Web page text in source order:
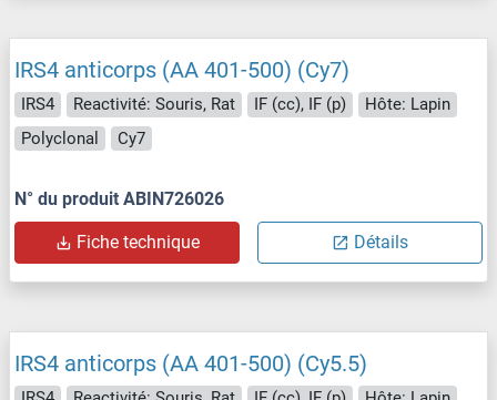
IRS4 anticorps (AA 401-500) (Cy7)
IRS4 Reactivité: Souris, Rat IF (cc), IF (p)
Hôte: Lapin
Polyclonal
Cy7
N° du produit ABIN726026
Fiche technique Détails
IRS4 anticorps (AA 401-500) (Cy5.5)